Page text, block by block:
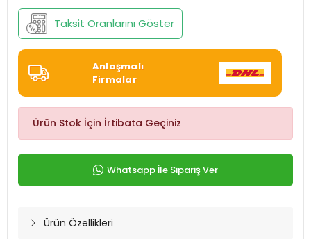
Taksit Oranlarını Göster
Anlaşmalı
Firmalar
Ürün Stok İçin İrtibata Geçiniz
Whatsapp İle Sipariş Ver
Ürün Özellikleri